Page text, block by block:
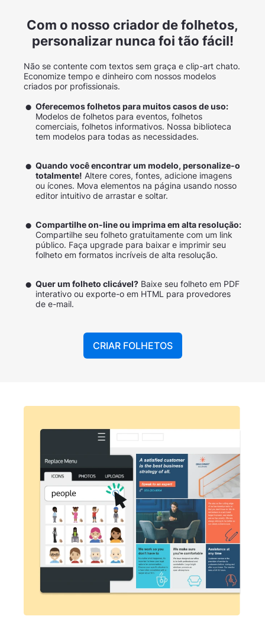
Com o nosso criador de folhetos,
personalizar nunca foi tão fácil!
Não se contente com textos sem graça e clip-art chato.
Economize tempo e dinheiro com nossos modelos
criados por profissionais.
Oferecemos folhetos para muitos casos de uso:
Modelos de folhetos para eventos, folhetos
comerciais, folhetos informativos. Nossa biblioteca
tem modelos para todas as necessidades.
Quando você encontrar um modelo, personalize-o
totalmente! Altere cores, fontes, adicione imagens
ou ícones. Mova elementos na página usando nosso
editor intuitivo de arrastar e soltar.
Compartilhe on-line ou imprima em alta resolução:
Compartilhe seu folheto gratuitamente com um link
público. Faça upgrade para baixar e imprimir seu
folheto em formatos incríveis de alta resolução.
Quer um folheto clicável? Baixe seu folheto em PDF
interativo ou exporte-o em HTML para provedores
de e-mail.
CRIAR FOLHETOS